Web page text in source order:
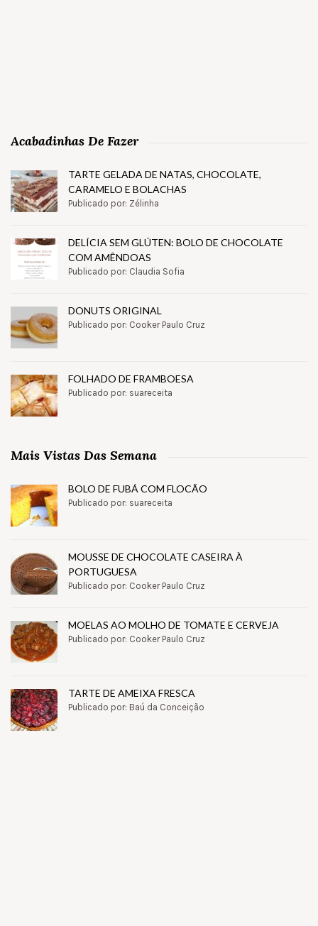
Acabadinhas De Fazer
TARTE GELADA DE NATAS, CHOCOLATE,
CARAMELO E BOLACHAS
Publicado por: Zélinha
DELÍCIA SEM GLÚTEN: BOLO DE CHOCOLATE
COM AMÊNDOAS
Publicado por: Claudia Sofia
DONUTS ORIGINAL
Publicado por: Cooker Paulo Cruz
FOLHADO DE FRAMBOESA
Publicado por: suareceita
Mais Vistas Das Semana
BOLO DE FUBÁ COM FLOCÃO
Publicado por: suareceita
MOUSSE DE CHOCOLATE CASEIRA À
PORTUGUESA
Publicado por: Cooker Paulo Cruz
MOELAS AO MOLHO DE TOMATE E CERVEJA
Publicado por: Cooker Paulo Cruz
TARTE DE AMEIXA FRESCA
Publicado por: Baú da Conceição